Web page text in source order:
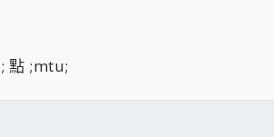
點 ;mtu;